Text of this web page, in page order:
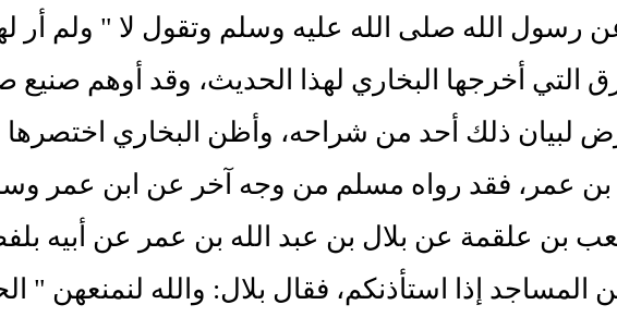
رسول الله صلى الله عليه وسلم وتقول لا " ولم
التي أخرجها البخاري لهذا الحديث، وقد أوهم
لبيان ذلك أحد من شراحه، وأظن البخاري
بن عمر، فقد رواه مسلم من وجه آخر عن ابن عمر
بن علقمة عن بلال بن عبد الله بن عمر عن أبيه
إذا استأذنكم، فقال بلال: والله لنمنعهن "